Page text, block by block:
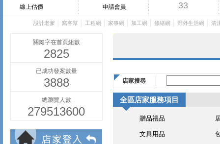
線上估價 申請會員 33
設計老爹 窩客幫 工程網 家事網 加工網 修繕網 野外生活網 清
關鍵字在首頁組數
2825
已成功發案數量
3888
總瀏覽人數
279513600
店家搜尋
全區店家服務項目
贈品禮品
文具用品